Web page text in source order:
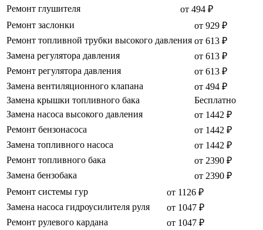
Ремонт глушителя
от 494 ₽
Ремонт заслонки
от 929 ₽
Ремонт топливной трубки высокого давления от 613 ₽
Замена регулятора давления
от 613 ₽
Ремонт регулятора давления
от 613 ₽
Замена вентиляционного клапана
от 494 ₽
Замена крышки топливного бака
Бесплатно
Замена насоса высокого давления
от 1442 ₽
Ремонт бензонасоса
от 1442 ₽
Замена топливного насоса
от 1442 ₽
Ремонт топливного бака
от 2390 ₽
Замена бензобака
от 2390 ₽
Ремонт системы гур
от 1126 ₽
Замена насоса гидроусилителя руля
от 1047 ₽
Ремонт рулевого кардана
от 1047 ₽